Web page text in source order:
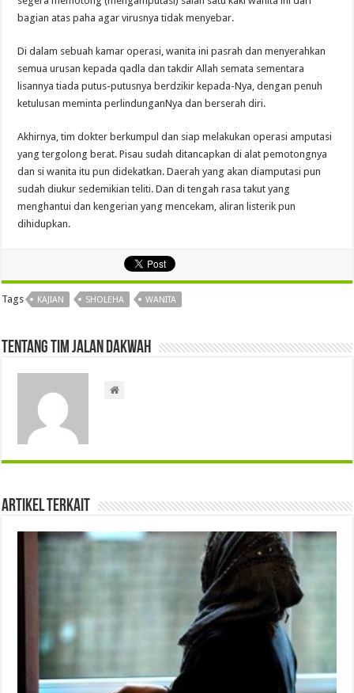
bagian atas paha agar virusnya tidak menyebar.
Di dalam sebuah kamar operasi, wanita ini pasrah dan menyerahkan
semua urusan kepada qadla dan takdir Allah semata sementara
lisannya tiada putus-putusnya berdzikir kepada-Nya, dengan penuh
ketulusan meminta perlindunganNya dan berserah diri.
Akhirnya, tim dokter berkumpul dan siap melakukan operasi amputasi
yang tergolong berat. Pisau sudah ditancapkan di alat pemotongnya
dan si wanita itu pun didekatkan. Daerah yang akan diamputasi pun
sudah diukur sedemikian teliti. Dan di tengah rasa takut yang
menghantui dan kengerian yang mencekam, aliran listerik pun
dihidupkan.
Tags KAJIAN SHOLEHA WANITA
Tentang Tim Jalan Dakwah
Artikel Terkait